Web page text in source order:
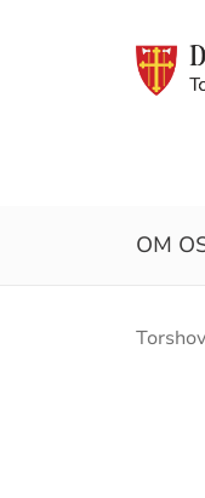
OM